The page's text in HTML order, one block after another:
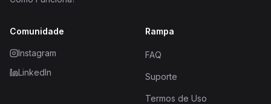
Comunidade
Instagram
LinkedIn
Rampa
FAQ
Suporte
Termos de Uso